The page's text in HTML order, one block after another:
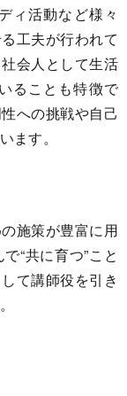
ィ活動など様々
工夫が行われて
会人として生活
ることも特徴で
への挑戦や自己
ます。
施策が豊富に用
“共に育つ”こと
て講師役を引き